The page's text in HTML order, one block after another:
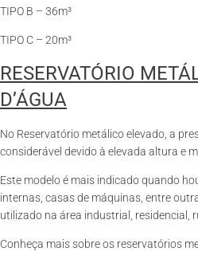
TIPO B – 36m³
TIPO C – 20m³
RESERVATÓRIO
D’ÁGUA
No Reservatório metálico elevado, a
considerável devido à elevada altura e
Este modelo é mais indicado quando
internas, casas de máquinas, entre
utilizado na área industrial, residencial,
Conheça mais sobre os reservatórios